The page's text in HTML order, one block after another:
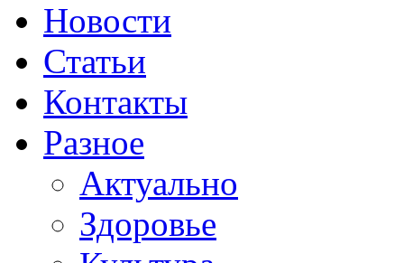
Новости
Статьи
Контакты
Разное
Актуально
Здоровье